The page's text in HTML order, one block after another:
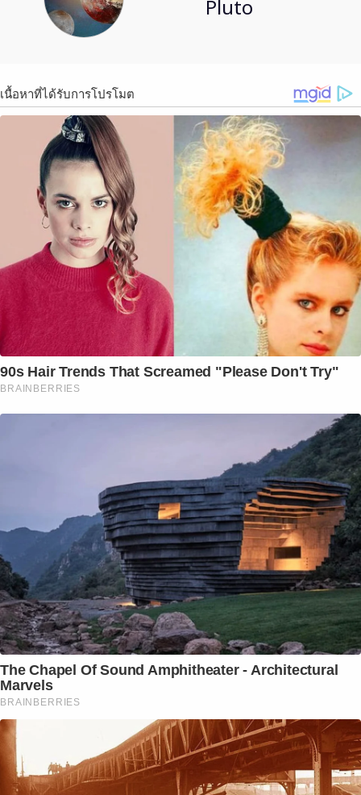
Pluto
เนื้อหาที่ได้รับการโปรโมต
90s Hair Trends That Screamed "Please Don't Try"
BRAINBERRIES
The Chapel Of Sound Amphitheater - Architectural
Marvels
BRAINBERRIES